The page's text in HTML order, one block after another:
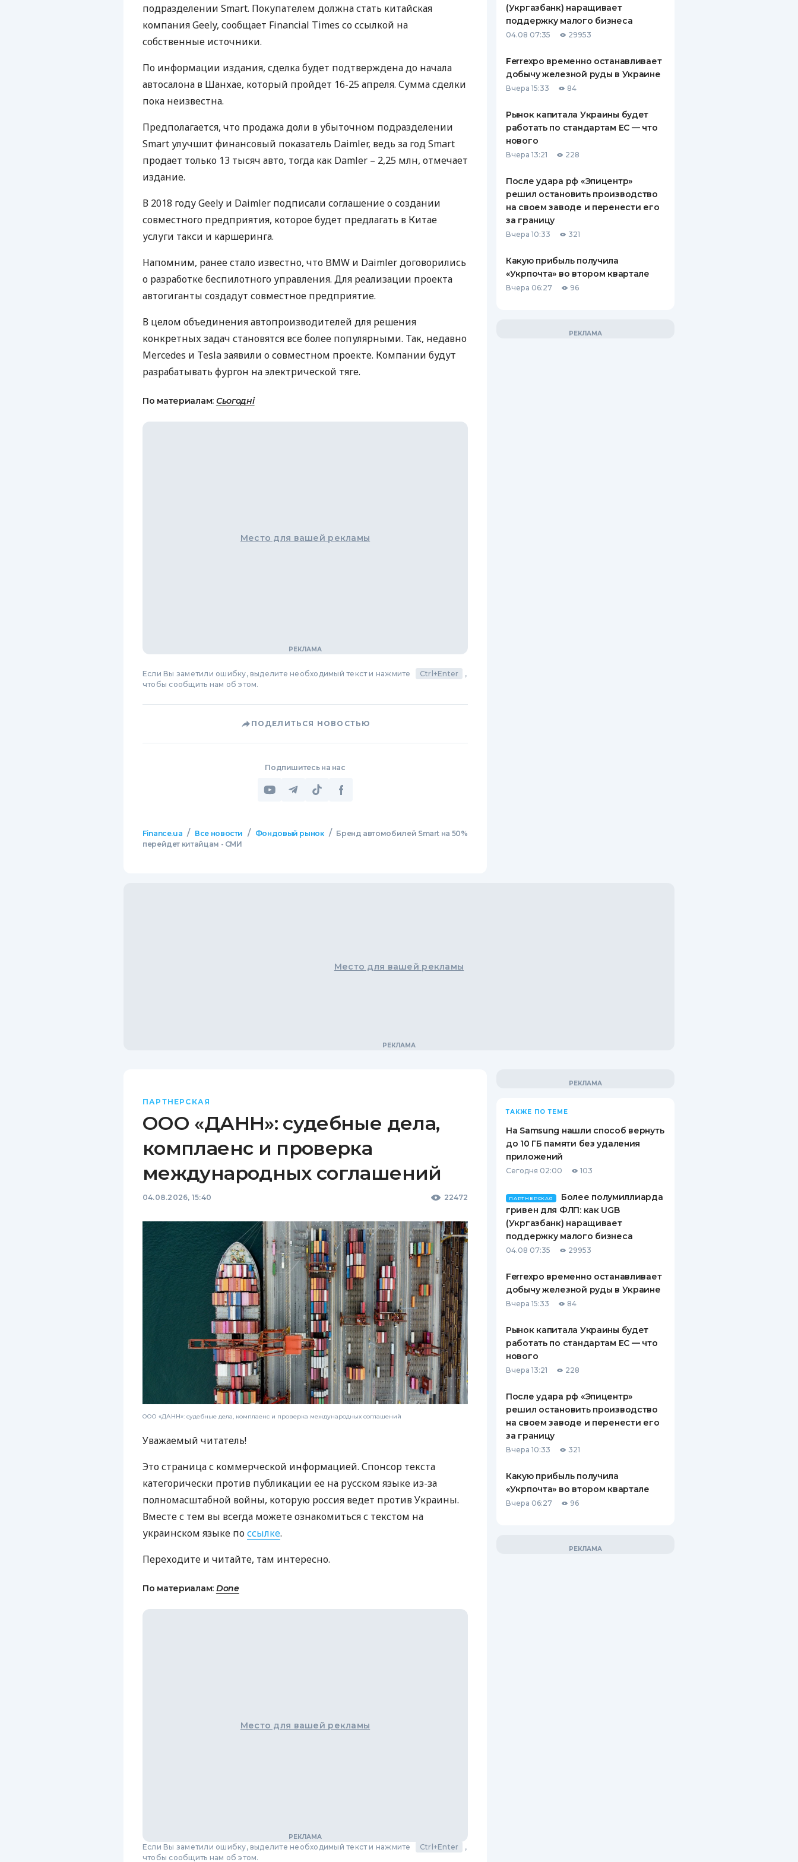
КЕШБЭКА
БАНКОВСКИМ КАРТАМ
ПУТЕВОДИТЕЛИ ПО
СТРАХОВЫЕ КОМПАНИИ
КОМПАНИЯХ
КОНТАКТЫ
подразделении Smart. Покупателем должна стать китайская
компания Geely, сообщает Financial Times со ссылкой на
собственные источники.
По информации издания, сделка будет подтверждена до начала
автосалона в Шанхае, который пройдет 16-25 апреля. Сумма сделки
пока неизвестна.
Предполагается, что продажа доли в убыточном подразделении
Smart улучшит финансовый показатель Daimler, ведь за год Smart
продает только 13 тысяч авто, тогда как Damler – 2,25 млн, отмечает
издание.
В 2018 году Geely и Daimler подписали соглашение о создании
совместного предприятия, которое будет предлагать в Китае
услуги такси и каршеринга.
Напомним, ранее стало известно, что BMW и Daimler договорились
о разработке беспилотного управления. Для реализации проекта
автогиганты создадут совместное предприятие.
В целом объединения автопроизводителей для решения
конкретных задач становятся все более популярными. Так, недавно
Mercedes и Tesla заявили о совместном проекте. Компании будут
разрабатывать фургон на электрической тяге.
По материалам: Сьогодні
Место для вашей рекламы
Если Вы заметили ошибку, выделите необходимый текст и нажмите Ctrl+Enter
,
чтобы сообщить нам об этом.
ПОДЕЛИТЬСЯ НОВОСТЬЮ
Подпишитесь на нас
Finance.ua / Все новости / Фондовый рынок / Бренд автомобилей Smart на 50%
перейдет китайцам - СМИ
(Укргазбанк) наращивает
поддержку малого бизнеса
04.08 07:35 29953
Ferrexpo временно останавливает
добычу железной руды в Украине
Вчера 15:33 84
Рынок капитала Украины будет
работать по стандартам ЕС — что
нового
Вчера 13:21 228
После удара рф «Эпицентр»
решил остановить производство
на своем заводе и перенести его
за границу
Вчера 10:33 321
Какую прибыль получила
«Укрпочта» во втором квартале
Вчера 06:27 96
Место для вашей рекламы
ПАРТНЕРСКАЯ
ООО «ДАНН»: судебные дела,
комплаенс и проверка
международных соглашений
04.08.2026, 15:40 22472
ООО «ДАНН»: судебные дела, комплаенс и проверка международных соглашений
Уважаемый читатель!
Это страница с коммерческой информацией. Спонсор текста
категорически против публикации ее на русском языке из-за
полномасштабной войны, которую россия ведет против Украины.
Вместе с тем вы всегда можете ознакомиться с текстом на
украинском языке поссылке.
Переходите и читайте, там интересно.
По материалам: Done
Место для вашей рекламы
Если Вы заметили ошибку, выделите необходимый текст и нажмите Ctrl+Enter
,
чтобы сообщить нам об этом.
ТАКЖЕ ПО ТЕМЕ
На Samsung нашли способ вернуть
до 10 ГБ памяти без удаления
приложений
Сегодня 02:00 103
ПАРТНЕРСКАЯ
Более полумиллиарда
гривен для ФЛП: как UGB
(Укргазбанк) наращивает
поддержку малого бизнеса
04.08 07:35 29953
Ferrexpo временно останавливает
добычу железной руды в Украине
Вчера 15:33 84
Рынок капитала Украины будет
работать по стандартам ЕС — что
нового
Вчера 13:21 228
После удара рф «Эпицентр»
решил остановить производство
на своем заводе и перенести его
за границу
Вчера 10:33 321
Какую прибыль получила
«Укрпочта» во втором квартале
Вчера 06:27 96